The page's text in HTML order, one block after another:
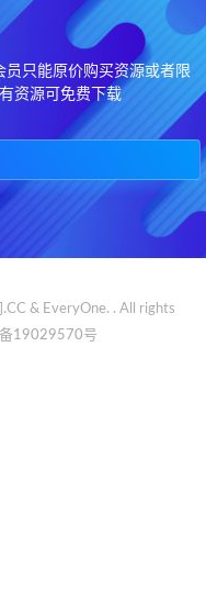
只能原价购买资源或者限
资源可免费下载
& EveryOne. . All rights
19029570号